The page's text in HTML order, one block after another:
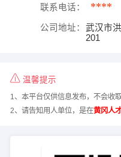
联系电话： ****
公司地址：
武汉市
201
温馨提示
1、本平台仅供信息发布，不会收
2、请告知用人单位，是在黄冈人